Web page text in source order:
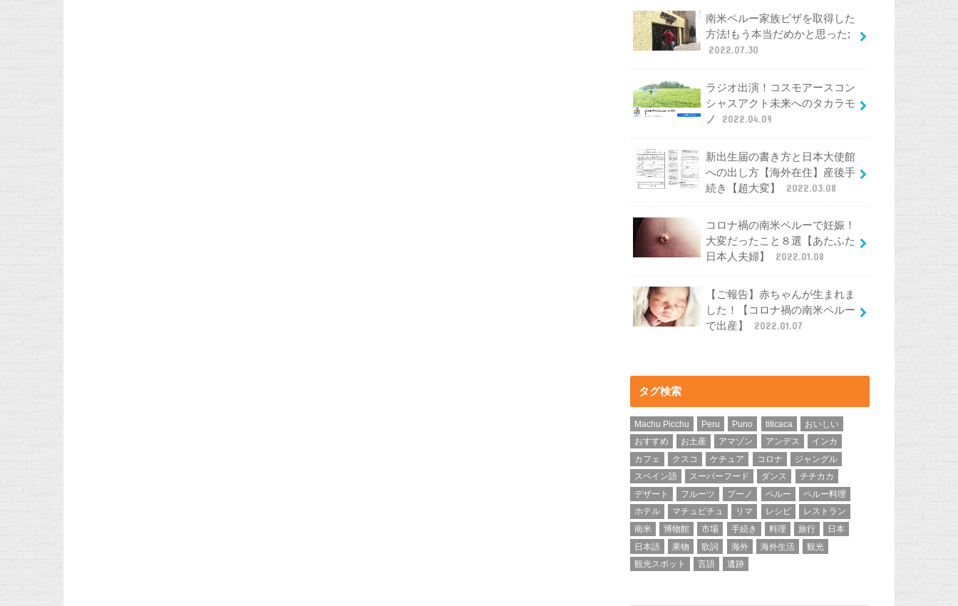
南米ペルー家族ビザを取得した
方法!もう本当だめかと思った;
2022.07.30
ラジオ出演！コスモアースコン
シャスアクト未来へのタカラモ
ノ
2022.04.09
新出生届の書き方と日本大使館
への出し方【海外在住】産後手
続き【超大変】
2022.03.08
コロナ禍の南米ペルーで妊娠！
大変だったこと８選【あたふた
日本人夫婦】
2022.01.08
【ご報告】赤ちゃんが生まれま
した！【コロナ禍の南米ペルー
で出産】
2022.01.07
タグ検索
Machu Picchu Peru Puno titicaca
おいしい
おすすめ
お土産 アマゾン アンデス
インカ
カフェ
クスコ ケチュア コロナ
ジャングル
スペイン語
スーパーフード ダンス
チチカカ
デザート
フルーツ プーノ ペルー
ペルー料理
ホテル
マチュピチュ リマ レシピ
レストラン
南米
博物館 市場 手続き 料理 旅行
日本
日本語
果物 歌詞 海外 海外生活
観光
観光スポット
言語 遺跡